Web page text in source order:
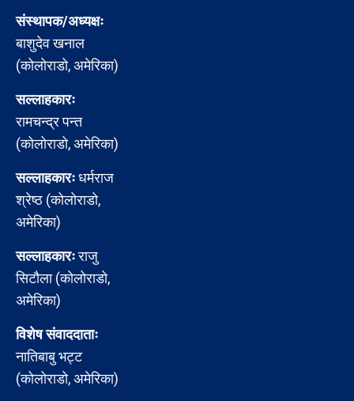
संस्थापक/अध्यक्षः
बाशुदेव खनाल
(कोलोराडो, अमेरिका)
सल्लाहकारः
रामचन्द्र पन्त
(कोलोराडो, अमेरिका)
सल्लाहकारःधर्मराज
श्रेष्ठ (कोलोराडो,
अमेरिका)
सल्लाहकारःराजु
सिटौला (कोलोराडो,
अमेरिका)
विशेष संवाददाताः
नातिबाबु भट्ट
(कोलोराडो, अमेरिका)